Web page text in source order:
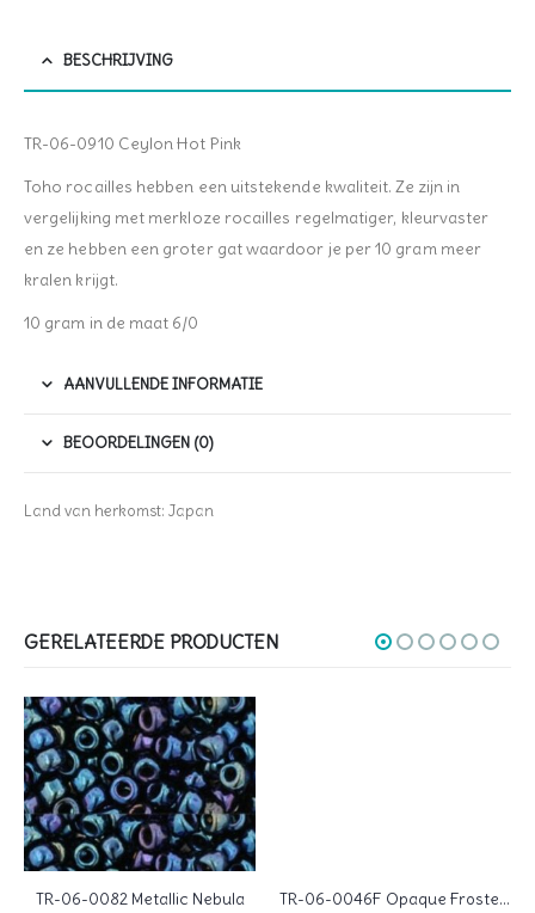
BESCHRIJVING
TR-06-0910 Ceylon Hot Pink
Toho rocailles hebben een uitstekende kwaliteit. Ze zijn in
vergelijking met merkloze rocailles regelmatiger, kleurvaster
en ze hebben een groter gat waardoor je per 10 gram meer
kralen krijgt.
10 gram in de maat 6/0
AANVULLENDE INFORMATIE
BEOORDELINGEN (0)
Land van herkomst: Japan
GERELATEERDE PRODUCTEN
TR-06-0082 Metallic Nebula TR-06-0046F Opaque Frosted Oxblood